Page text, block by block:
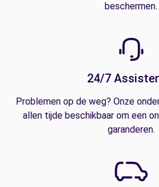
beschermen.
24/7
Problemen op de weg? Onze
allen tijde beschikbaar om een
garanderen.